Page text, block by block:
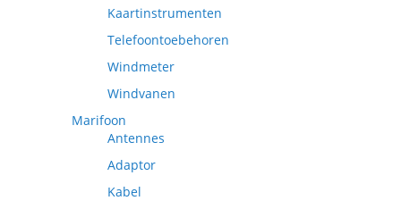
Kaartinstrumenten
Telefoontoebehoren
Windmeter
Windvanen
Marifoon
Antennes
Adaptor
Kabel